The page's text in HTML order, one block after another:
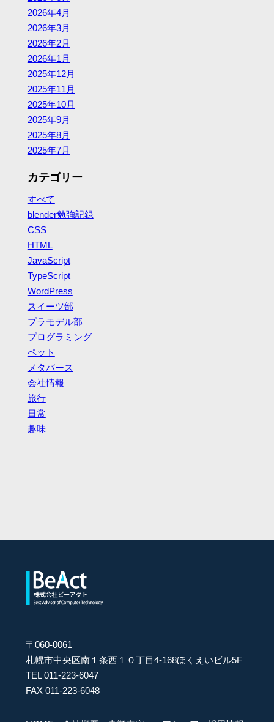
2026年4月
2026年3月
2026年2月
2026年1月
2025年12月
2025年11月
2025年10月
2025年9月
2025年8月
2025年7月
カテゴリー
すべて
blender勉強記録
CSS
HTML
JavaScript
TypeScript
WordPress
スイーツ部
プラモデル部
プログラミング
ペット
メタバース
会社情報
旅行
日常
趣味
〒060-0061
札幌市中央区南１条西１０丁目4-168ほくえいビル5F
TEL 011-223-6047
FAX 011-223-6048